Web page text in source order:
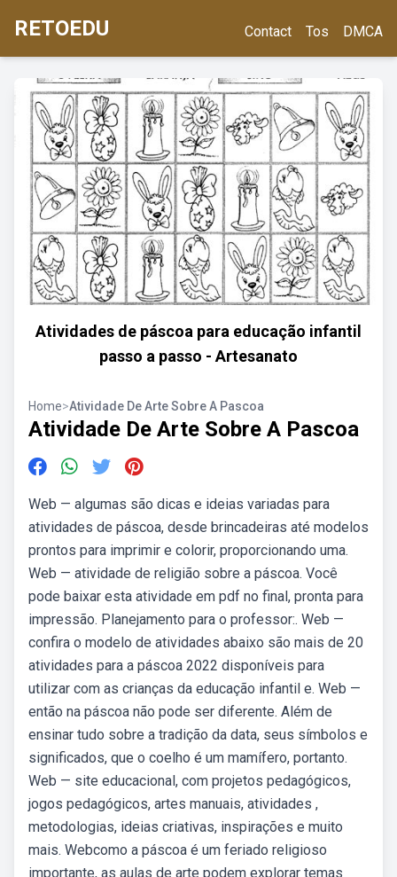
RETOEDU Contact Tos DMCA
Atividades de páscoa para educação infantil
passo a passo - Artesanato
Home>Atividade De Arte Sobre A Pascoa
Atividade De Arte Sobre A Pascoa
Web — algumas são dicas e ideias variadas para
atividades de páscoa, desde brincadeiras até modelos
prontos para imprimir e colorir, proporcionando uma.
Web — atividade de religião sobre a páscoa. Você
pode baixar esta atividade em pdf no final, pronta para
impressão. Planejamento para o professor:. Web —
confira o modelo de atividades abaixo são mais de 20
atividades para a páscoa 2022 disponíveis para
utilizar com as crianças da educação infantil e. Web —
então na páscoa não pode ser diferente. Além de
ensinar tudo sobre a tradição da data, seus símbolos e
significados, que o coelho é um mamífero, portanto.
Web — site educacional, com projetos pedagógicos,
jogos pedagógicos, artes manuais, atividades ,
metodologias, ideias criativas, inspirações e muito
mais. Webcomo a páscoa é um feriado religioso
importante, as aulas de arte podem explorar temas